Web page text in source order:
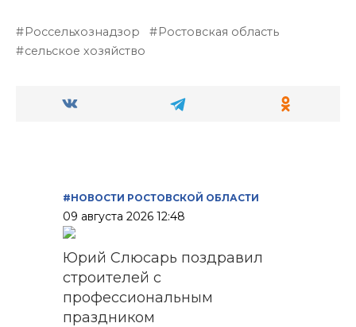
Россельхознадзор
Ростовская область
сельское хозяйство
#НОВОСТИ РОСТОВСКОЙ ОБЛАСТИ
09 августа 2026 12:48
Юрий Слюсарь поздравил
строителей с
профессиональным
праздником